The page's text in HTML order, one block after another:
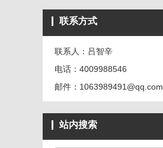
联系方式
联系人：吕智辛
电话：4009988546
邮件：1063989491@qq.com
站内搜索